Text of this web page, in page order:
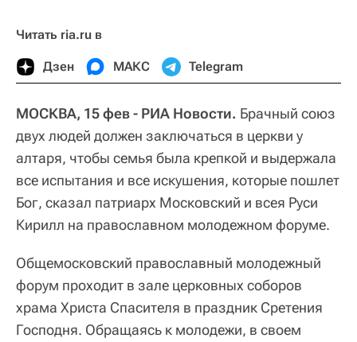
Читать ria.ru в
Дзен МАКС Telegram
МОСКВА, 15 фев - РИА Новости. Брачный союз
двух людей должен заключаться в церкви у
алтаря, чтобы семья была крепкой и выдержала
все испытания и все искушения, которые пошлет
Бог, сказал патриарх Московский и всея Руси
Кирилл на православном молодежном форуме.
Общемосковский православный молодежный
форум проходит в зале церковных соборов
храма Христа Спасителя в праздник Сретения
Господня. Обращаясь к молодежи, в своем